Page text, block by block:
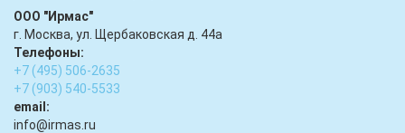
ООО "Ирмас"
г. Москва, ул. Щербаковская д. 44а
Телефоны:
+7 (495) 506-2635
+7 (903) 540-5533
email:
infо@irmas.ru